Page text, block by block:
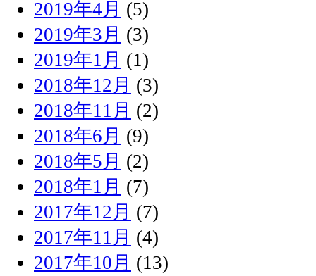
2019年4月 (5)
2019年3月 (3)
2019年1月 (1)
2018年12月 (3)
2018年11月 (2)
2018年6月 (9)
2018年5月 (2)
2018年1月 (7)
2017年12月 (7)
2017年11月 (4)
2017年10月 (13)